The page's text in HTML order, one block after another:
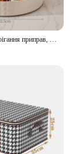
Стелаж для зберігання приправ, що обертається на 360, Багатофункціональна комора, поворотний стіл для косметики, кухонних аксесуарів, лоток-органайзер